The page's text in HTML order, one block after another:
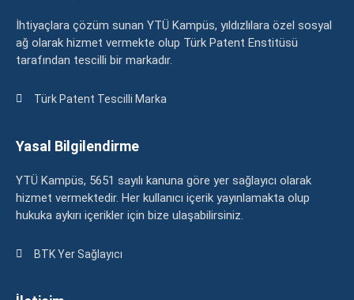
İhtiyaçlara çözüm sunan YTÜ Kampüs, yıldızlılara özel sosyal
ağ olarak hizmet vermekte olup Türk Patent Enstitüsü
tarafından tescilli bir markadır.
Türk Patent Tescilli Marka
Yasal Bilgilendirme
YTÜ Kampüs, 5651 sayılı kanuna göre yer sağlayıcı olarak
hizmet vermektedir. Her kullanıcı içerik yayınlamakta olup
hukuka aykırı içerikler için bize ulaşabilirsiniz.
BTK Yer Sağlayıcı